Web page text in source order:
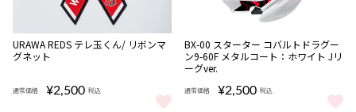
URAWA REDS テレ玉くん/ リボンマ
グネット
通常価格 ¥2,500 税込
URAWA REDS テレ玉くん/ リボンマグネット をもっと見る
BX-00 スターター コバルトドラグー
ン9-60F メタルコート：ホワイト Jリ
ーグver.
通常価格 ¥2,500 税込
BX-00 スターター コバルトドラ